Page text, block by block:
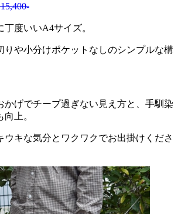
度いいA4サイズ。
りや小分けポケットなしのシンプルな構
かげでチープ過ぎない見え方と、手馴染
上。
ウキな気分とワクワクでお出掛けくださ